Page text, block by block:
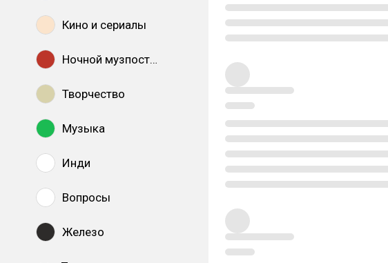
Кино и сериалы
Ночной музпостинг
Творчество
Музыка
Инди
Вопросы
Железо